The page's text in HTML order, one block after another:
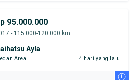
95.000.000
- 115.000-120.000 km
Ayla
Area 4 hari yang lalu
i